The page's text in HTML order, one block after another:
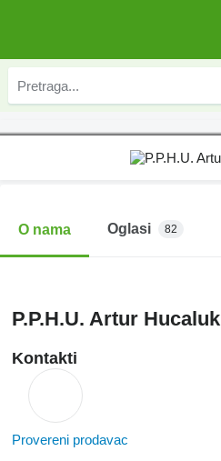
O nama Oglasi 82
P.P.H.U. Artur Hucaluk
Kontakti
Provereni prodavac